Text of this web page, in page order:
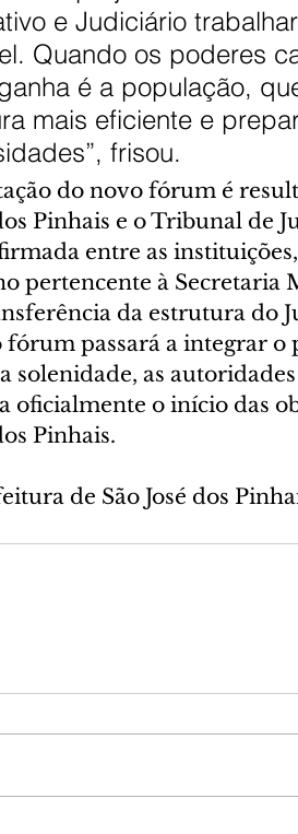
e Judiciário
Quando os poderes
é a população,
mais eficiente e
frisou.
do novo fórum é
Pinhais e o Tribunal de
entre as
pertencente à Secretaria
da estrutura do
passará a integrar o
solenidade, as
oficialmente o início das
Pinhais.
de São José dos